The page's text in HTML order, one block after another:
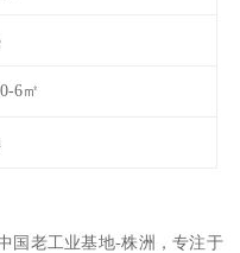
6㎡
国老工业基地-株洲，专注于